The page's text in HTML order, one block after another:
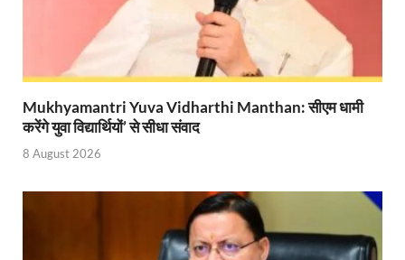
UP AI App: सीएम योगी के मिशन को साकार कर रहा
Ashwini Vaishnaw: औपनिवेशिक मानसिकता से रेलवे को
Aadhaar gets a face: भारतीय विशिष्ट पहचान
AI Start-Ups: प्रधानमंत्री ने भारतीय एआई स्टार्टअप्स के
PANKHUDI Portal: पंखुड़ी पोर्टल का शुभारंभ,जानें क्या
Gram Panchayat Adhar: ग्राम पंचायतों में भी बनेगा
Mukhyamantri Yuva Vidharthi Manthan: सीएम धामी
करेंगे युवा विद्यार्थियों’ से सीधा संवाद
8 August 2026